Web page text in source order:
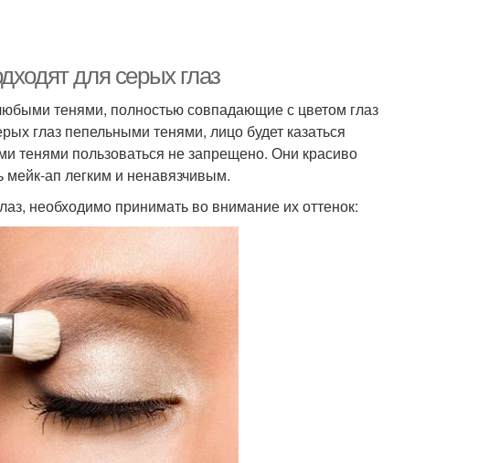
для серых глаз
тенями, полностью совпадающие с цветом глаз
глаз пепельными тенями, лицо будет казаться
тенями пользоваться не запрещено. Они красиво
мейк-ап легким и ненавязчивым.
необходимо принимать во внимание их оттенок: